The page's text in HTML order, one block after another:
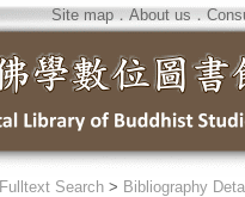
Site map．About us ．
Fulltext Search> Bibliography